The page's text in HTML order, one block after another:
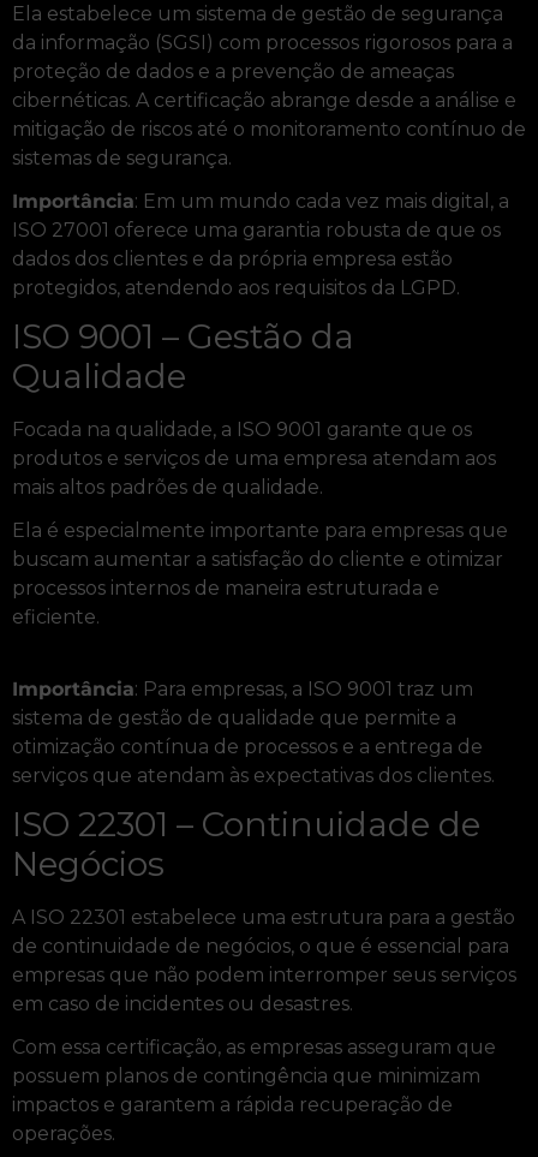
Ela estabelece um sistema de gestão de segurança
da informação (SGSI) com processos rigorosos para a
proteção de dados e a prevenção de ameaças
cibernéticas. A certificação abrange desde a análise e
mitigação de riscos até o monitoramento contínuo de
sistemas de segurança.
Importância: Em um mundo cada vez mais digital, a
ISO 27001 oferece uma garantia robusta de que os
dados dos clientes e da própria empresa estão
protegidos, atendendo aos requisitos da LGPD.
ISO 9001 – Gestão da
Qualidade
Focada na qualidade, a ISO 9001 garante que os
produtos e serviços de uma empresa atendam aos
mais altos padrões de qualidade.
Ela é especialmente importante para empresas que
buscam aumentar a satisfação do cliente e otimizar
processos internos de maneira estruturada e
eficiente.
Importância: Para empresas, a ISO 9001 traz um
sistema de gestão de qualidade que permite a
otimização contínua de processos e a entrega de
serviços que atendam às expectativas dos clientes.
ISO 22301 – Continuidade de
Negócios
A ISO 22301 estabelece uma estrutura para a gestão
de continuidade de negócios, o que é essencial para
empresas que não podem interromper seus serviços
em caso de incidentes ou desastres.
Com essa certificação, as empresas asseguram que
possuem planos de contingência que minimizam
impactos e garantem a rápida recuperação de
operações.